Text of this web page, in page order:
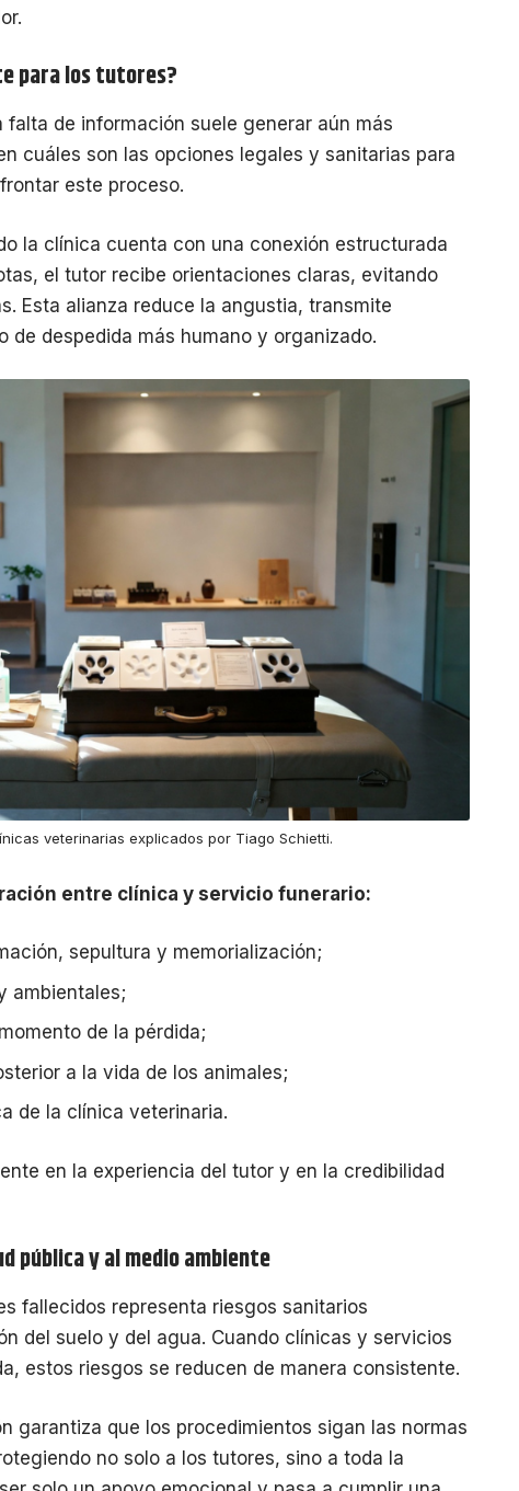
para los tutores?
falta de información suele generar aún más
cuáles son las opciones legales y sanitarias para
este proceso.
la clínica cuenta con una conexión estructurada
el tutor recibe orientaciones claras, evitando
Esta alianza reduce la angustia, transmite
despedida más humano y organizado.
veterinarias explicados por Tiago Schietti.
entre clínica y servicio funerario:
sepultura y memorialización;
ambientales;
de la pérdida;
a la vida de los animales;
de la clínica veterinaria.
en la experiencia del tutor y en la credibilidad
pública y al medio ambiente
fallecidos representa riesgos sanitarios
del suelo y del agua. Cuando clínicas y servicios
estos riesgos se reducen de manera consistente.
garantiza que los procedimientos sigan las normas
no solo a los tutores, sino a toda la